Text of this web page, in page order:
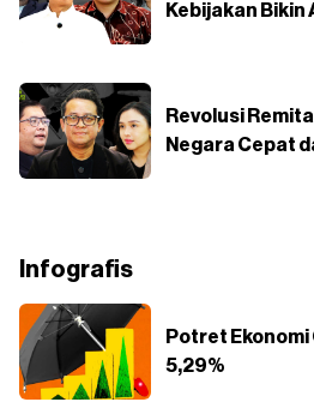
Kebijakan Bikin
Revolusi
Negara Cepat
Infografis
Potret
5,29%